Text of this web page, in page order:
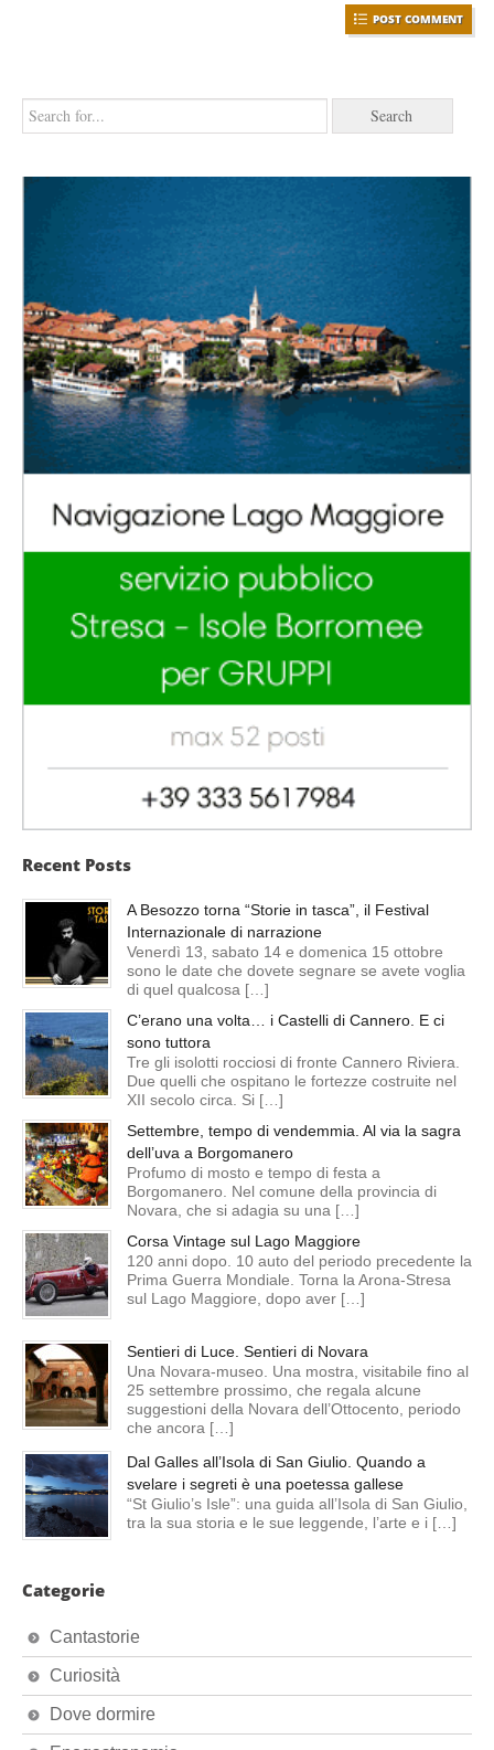
Recent Posts
A Besozzo torna “Storie in tasca”, il Festival
Internazionale di narrazione
Venerdì 13, sabato 14 e domenica 15 ottobre
sono le date che dovete segnare se avete voglia
di quel qualcosa […]
C’erano una volta… i Castelli di Cannero. E ci
sono tuttora
Tre gli isolotti rocciosi di fronte Cannero Riviera.
Due quelli che ospitano le fortezze costruite nel
XII secolo circa. Si […]
Settembre, tempo di vendemmia. Al via la sagra
dell’uva a Borgomanero
Profumo di mosto e tempo di festa a
Borgomanero. Nel comune della provincia di
Novara, che si adagia su una […]
Corsa Vintage sul Lago Maggiore
120 anni dopo. 10 auto del periodo precedente la
Prima Guerra Mondiale. Torna la Arona-Stresa
sul Lago Maggiore, dopo aver […]
Sentieri di Luce. Sentieri di Novara
Una Novara-museo. Una mostra, visitabile fino al
25 settembre prossimo, che regala alcune
suggestioni della Novara dell’Ottocento, periodo
che ancora […]
Dal Galles all’Isola di San Giulio. Quando a
svelare i segreti è una poetessa gallese
“St Giulio’s Isle”: una guida all’Isola di San Giulio,
tra la sua storia e le sue leggende, l’arte e i […]
Categorie
Cantastorie
Curiosità
Dove dormire